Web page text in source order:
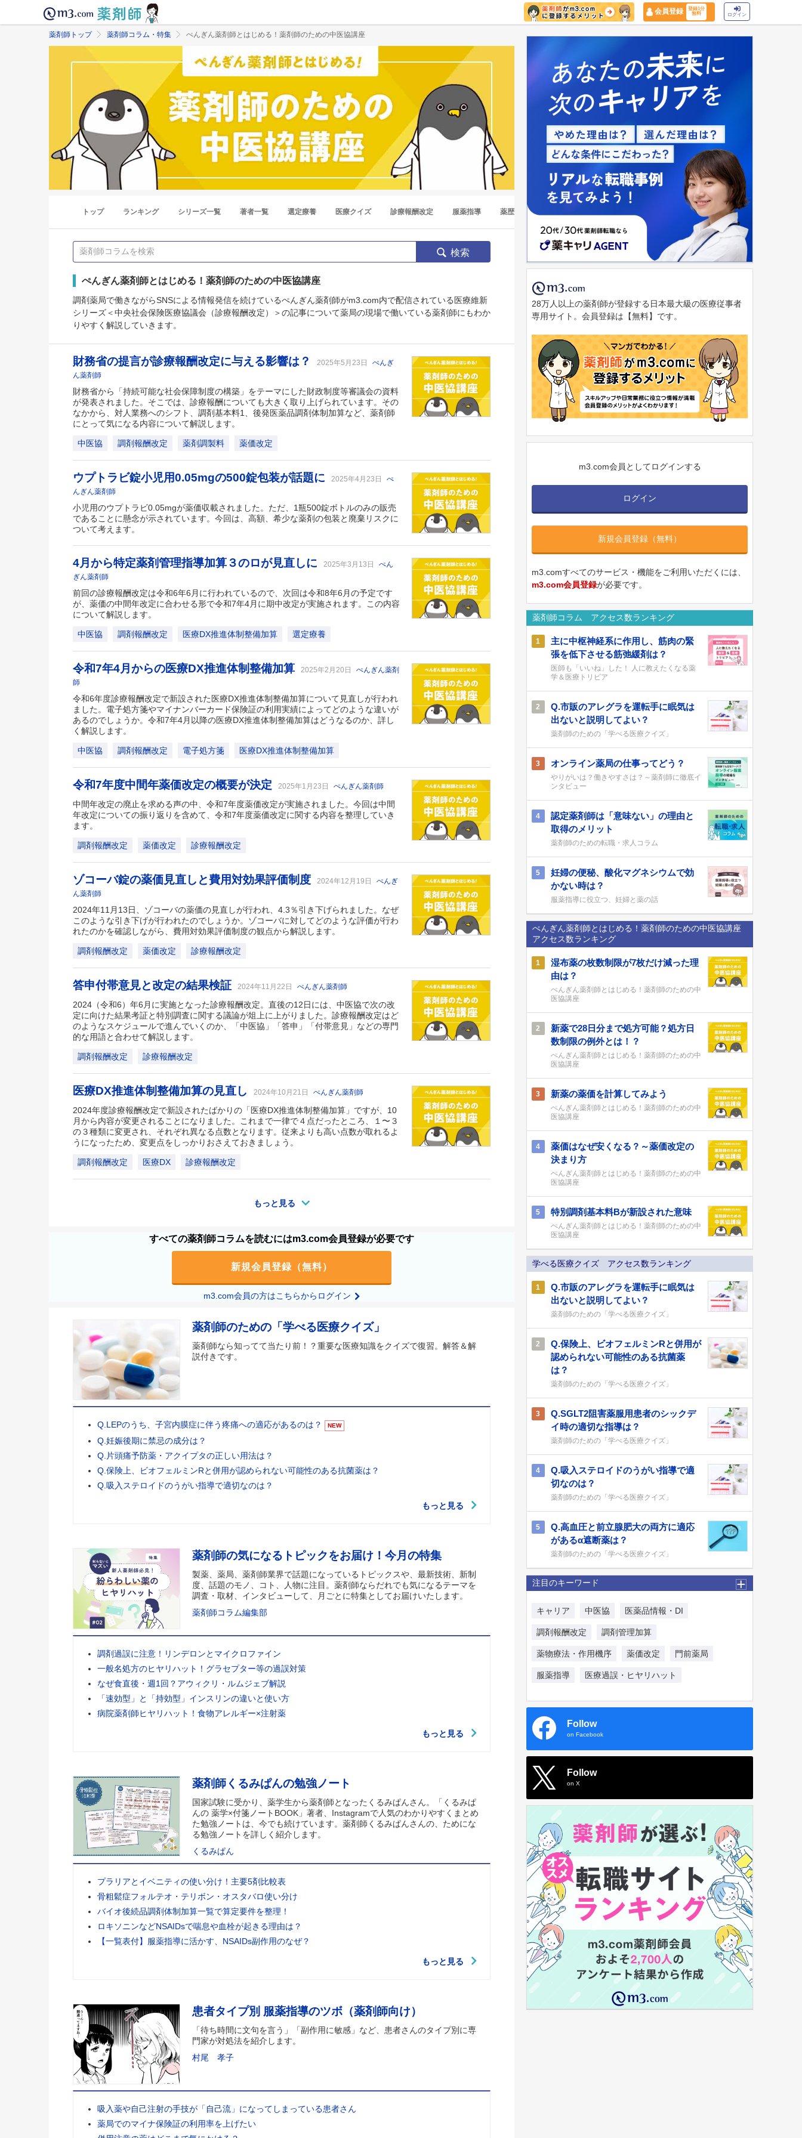
会員登録
登録1分
無料
ログイン
薬剤師トップ 薬剤師コラム・特集 ぺんぎん薬剤師とはじめる！薬剤師のための中医協講座
トップ ランキング シリーズ一覧 著者一覧 選定療養 医療クイズ 診療報酬改定 服薬指導 薬歴 マイナ保険証
検索
ぺんぎん薬剤師とはじめる！薬剤師のための中医協講座
調剤薬局で働きながらSNSによる情報発信を続けているぺんぎん薬剤師がm3.com内で配信されている医療維新
シリーズ＜中央社会保険医療協議会（診療報酬改定）＞の記事について薬局の現場で働いている薬剤師にもわか
りやすく解説していきます。
財務省の提言が診療報酬改定に与える影響は？ 2025年5月23日
ぺんぎ
ん薬剤師
財務省から「持続可能な社会保障制度の構築」をテーマにした財政制度等審議会の資料
が発表されました。そこでは、診療報酬についても大きく取り上げられています。その
なかから、対人業務へのシフト、調剤基本料1、後発医薬品調剤体制加算など、薬剤師
にとって気になる内容について解説します。
中医協 調剤報酬改定 薬剤調製料 薬価改定
ウプトラビ錠小児用0.05mgの500錠包装が話題に 2025年4月23日
ぺ
んぎん薬剤師
小児用のウプトラビ0.05mgが薬価収載されました。ただ、1瓶500錠ボトルのみの販売
であることに懸念が示されています。今回は、高額、希少な薬剤の包装と廃棄リスクに
ついて考えます。
4月から特定薬剤管理指導加算３のロが見直しに 2025年3月13日
ぺん
ぎん薬剤師
前回の診療報酬改定は令和6年6月に行われているので、次回は令和8年6月の予定です
が、薬価の中間年改定に合わせる形で令和7年4月に期中改定が実施されます。この内容
について解説します。
中医協 調剤報酬改定 医療DX推進体制整備加算 選定療養
令和7年4月からの医療DX推進体制整備加算 2025年2月20日
ぺんぎん薬剤
師
令和6年度診療報酬改定で新設された医療DX推進体制整備加算について見直しが行われ
ました。電子処方箋やマイナンバーカード保険証の利用実績によってどのような違いが
あるのでしょうか。令和7年4月以降の医療DX推進体制整備加算はどうなるのか、詳し
く解説します。
中医協 調剤報酬改定 電子処方箋 医療DX推進体制整備加算
令和7年度中間年薬価改定の概要が決定 2025年1月23日 ぺんぎん薬剤師
中間年改定の廃止を求める声の中、令和7年度薬価改定が実施されました。今回は中間
年改定についての振り返りを含めて、令和7年度薬価改定に関する内容を整理していき
ます。
調剤報酬改定 薬価改定 診療報酬改定
ゾコーバ錠の薬価見直しと費用対効果評価制度 2024年12月19日
ぺんぎ
ん薬剤師
2024年11月13日、ゾコーバの薬価の見直しが行われ、4.3％引き下げられました。なぜ
このような引き下げが行われたのでしょうか。ゾコーバに対してどのような評価が行わ
れたのかを確認しながら、費用対効果評価制度の観点から解説します。
調剤報酬改定 薬価改定 診療報酬改定
答申付帯意見と改定の結果検証 2024年11月22日 ぺんぎん薬剤師
2024（令和6）年6月に実施となった診療報酬改定。直後の12日には、中医協で次の改
定に向けた結果考証と特別調査に関する議論が俎上に上がりました。診療報酬改定はど
のようなスケジュールで進んでいくのか、「中医協」「答申」「付帯意見」などの専門
的な用語と合わせて解説します。
調剤報酬改定 診療報酬改定
医療DX推進体制整備加算の見直し 2024年10月21日 ぺんぎん薬剤師
2024年度診療報酬改定で新設されたばかりの「医療DX推進体制整備加算」ですが、10
月から内容が変更されることになりました。これまで一律で４点だったところ、１〜３
の３種類に変更され、それぞれ異なる点数となります。従来よりも高い点数が取れるよ
うになったため、変更点をしっかりおさえておきましょう。
調剤報酬改定 医療DX 診療報酬改定
もっと見る
すべての薬剤師コラムを読むにはm3.com会員登録が必要です
新規会員登録（無料）
m3.com会員の方はこちらからログイン
薬剤師のための「学べる医療クイズ」
薬剤師なら知ってて当たり前！？重要な医療知識をクイズで復習。解答＆解
説付きです。
Q.LEPのうち、子宮内膜症に伴う疼痛への適応があるのは？ NEW
Q.妊娠後期に禁忌の成分は？
Q.片頭痛予防薬・アクイプタの正しい用法は？
Q.保険上、ビオフェルミンRと併用が認められない可能性のある抗菌薬は？
Q.吸入ステロイドのうがい指導で適切なのは？
もっと見る
薬剤師の気になるトピックをお届け！今月の特集
製薬、薬局、薬剤師業界で話題になっているトピックスや、最新技術、新制
度、話題のモノ、コト、人物に注目。薬剤師ならだれでも気になるテーマを
調査・取材、インタビューして、月ごとに特集としてお届けいたします。
薬剤師コラム編集部
調剤過誤に注意！リンデロンとマイクロファイン
一般名処方のヒヤリハット！グラセプター等の過誤対策
なぜ食直後・週1回？アウィクリ・ルムジェブ解説
「速効型」と「持効型」インスリンの違いと使い方
病院薬剤師ヒヤリハット！食物アレルギー×注射薬
もっと見る
薬剤師くるみぱんの勉強ノート
国家試験に受かり、薬学生から薬剤師となったくるみぱんさん。「くるみぱ
んの 薬学×付箋ノートBOOK」著者、Instagramで人気のわかりやすくまとめ
た勉強ノートは、今でも続けています。薬剤師くるみぱんさんの、ためにな
る勉強ノートを詳しく紹介します。
くるみぱん
プラリアとイベニティの使い分け！主要5剤比較表
骨粗鬆症フォルテオ・テリボン・オスタバロ使い分け
バイオ後続品調剤体制加算一覧で算定要件を整理！
ロキソニンなどNSAIDsで喘息や血栓が起きる理由は？
【一覧表付】服薬指導に活かす、NSAIDs副作用のなぜ？
もっと見る
患者タイプ別 服薬指導のツボ（薬剤師向け）
「待ち時間に文句を言う」「副作用に敏感」など、患者さんのタイプ別に専
門家が対処法を紹介します。
村尾 孝子
吸入薬や自己注射の手技が「自己流」になってしまっている患者さん
薬局でのマイナ保険証の利用率を上げたい
28万人以上の薬剤師が登録する日本最大級の医療従事者
専用サイト。会員登録は【無料】です。
m3.com会員としてログインする
ログイン
新規会員登録（無料）
m3.comすべてのサービス・機能をご利用いただくには、
m3.com会員登録が必要です。
薬剤師コラム アクセス数ランキング
1
主に中枢神経系に作用し、筋肉の緊
張を低下させる筋弛緩剤は？
医師も「いいね」した！ 人に教えたくなる薬
学＆医療トリビア
2
Q.市販のアレグラを運転手に眠気は
出ないと説明してよい？
薬剤師のための「学べる医療クイズ」
3 オンライン薬局の仕事ってどう？
やりがいは？働きやすさは？～薬剤師に徹底イ
ンタビュー
4
認定薬剤師は「意味ない」の理由と
取得のメリット
薬剤師のための転職・求人コラム
5
妊婦の便秘、酸化マグネシウムで効
かない時は？
服薬指導に役立つ、妊婦と薬の話
ぺんぎん薬剤師とはじめる！薬剤師のための中医協講座
アクセス数ランキング
1
湿布薬の枚数制限が7枚だけ減った理
由は？
ぺんぎん薬剤師とはじめる！薬剤師のための中
医協講座
2
新薬で28日分まで処方可能？処方日
数制限の例外とは！？
ぺんぎん薬剤師とはじめる！薬剤師のための中
医協講座
3 新薬の薬価を計算してみよう
ぺんぎん薬剤師とはじめる！薬剤師のための中
医協講座
4
薬価はなぜ安くなる？～薬価改定の
決まり方
ぺんぎん薬剤師とはじめる！薬剤師のための中
医協講座
5 特別調剤基本料Bが新設された意味
ぺんぎん薬剤師とはじめる！薬剤師のための中
医協講座
学べる医療クイズ アクセス数ランキング
1
Q.市販のアレグラを運転手に眠気は
出ないと説明してよい？
薬剤師のための「学べる医療クイズ」
2
Q.保険上、ビオフェルミンRと併用が
認められない可能性のある抗菌薬
は？
薬剤師のための「学べる医療クイズ」
3
Q.SGLT2阻害薬服用患者のシックデ
イ時の適切な指導は？
薬剤師のための「学べる医療クイズ」
4
Q.吸入ステロイドのうがい指導で適
切なのは？
薬剤師のための「学べる医療クイズ」
5
Q.高血圧と前立腺肥大の両方に適応
があるα遮断薬は？
薬剤師のための「学べる医療クイズ」
注目のキーワード
キャリア 中医協 医薬品情報・DI
調剤報酬改定 調剤管理加算
薬物療法・作用機序 薬価改定 門前薬局
服薬指導 医療過誤・ヒヤリハット
Follow
on Facebook
Follow
on X